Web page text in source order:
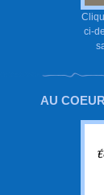
ci-
AU